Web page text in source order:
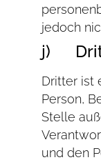
jedoch
j)
Dritter ist
Person,
Stelle
und den